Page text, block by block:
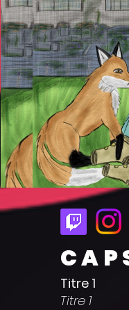
Titre 1
Titre 1